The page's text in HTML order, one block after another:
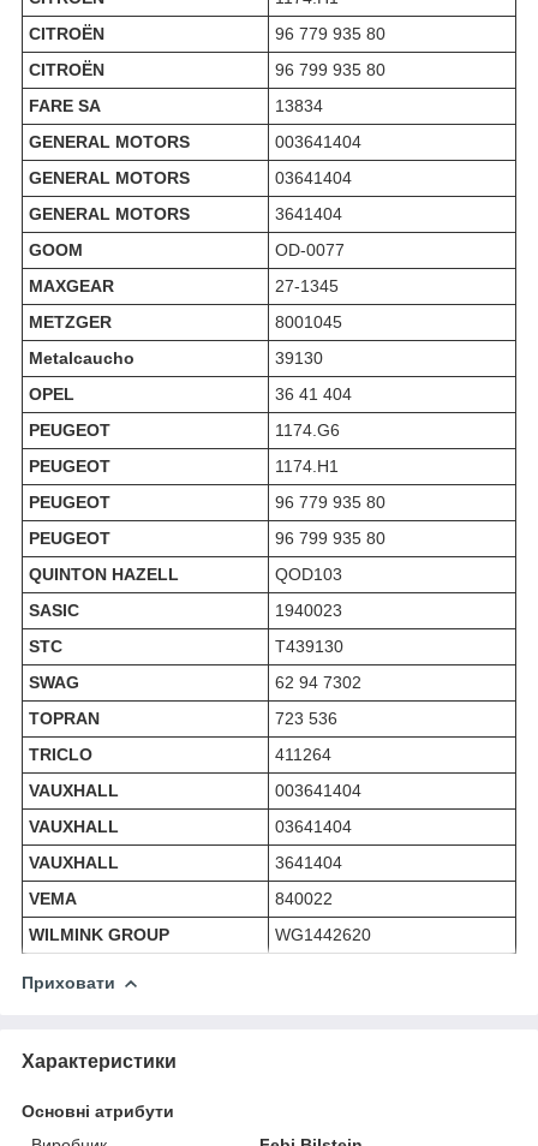
CITROËN
96 779 935 80
CITROËN
96 799 935 80
FARE SA
13834
GENERAL MOTORS
003641404
GENERAL MOTORS
03641404
GENERAL MOTORS
3641404
GOOM
OD-0077
MAXGEAR
27-1345
METZGER
8001045
Metalcaucho
39130
OPEL
36 41 404
PEUGEOT
1174.G6
PEUGEOT
1174.H1
PEUGEOT
96 779 935 80
PEUGEOT
96 799 935 80
QUINTON HAZELL
QOD103
SASIC
1940023
STC
T439130
SWAG
62 94 7302
TOPRAN
723 536
TRICLO
411264
VAUXHALL
003641404
VAUXHALL
03641404
VAUXHALL
3641404
VEMA
840022
WILMINK GROUP
WG1442620
Приховати
Характеристики
Основні атрибути